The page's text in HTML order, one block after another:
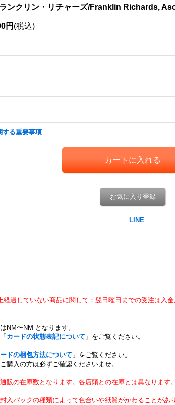
ンクリン・リチャーズ/Franklin Richards,
円 (税込)
する重要事項
お気に入り登録
過していない商品に関して：翌日曜日までの受注は入
NM〜NM-となります。
カードの状態表記について 」をご覧ください。
ドの梱包方法について 」をご覧ください。
購入の方は必ずご確認くださいませ。
販の在庫数となります。各店頭との在庫とは異なります。
入パックの種類によって色合いや紙質がかわることがあ